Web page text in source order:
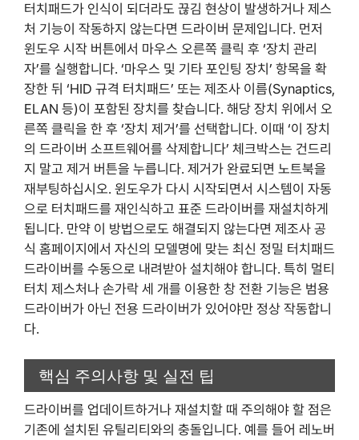
터치패드가 인식이 되더라도 끊김 현상이 발생하거나 제스
처 기능이 작동하지 않는다면 드라이버 문제입니다. 먼저
윈도우 시작 버튼에서 마우스 오른쪽 클릭 후 ‘장치 관리
자’를 실행합니다. ‘마우스 및 기타 포인팅 장치’ 항목을 확
장한 뒤 ‘HID 규격 터치패드’ 또는 제조사 이름(Synaptics,
ELAN 등)이 포함된 장치를 찾습니다. 해당 장치 위에서 오
른쪽 클릭을 한 후 ‘장치 제거’를 선택합니다. 이때 ‘이 장치
의 드라이버 소프트웨어를 삭제합니다’ 체크박스는 건드리
지 말고 제거 버튼을 누릅니다. 제거가 완료되면 노트북을
재부팅하십시오. 윈도우가 다시 시작되면서 시스템이 자동
으로 터치패드를 재인식하고 표준 드라이버를 재설치하게
됩니다. 만약 이 방법으로도 해결되지 않는다면 제조사 공
식 홈페이지에서 자신의 모델명에 맞는 최신 정밀 터치패드
드라이버를 수동으로 내려받아 설치해야 합니다. 특히 멀티
터치 제스처나 손가락 세 개를 이용한 창 전환 기능은 범용
드라이버가 아닌 전용 드라이버가 있어야만 정상 작동합니
다.
핵심 주의사항 및 실전 팁
드라이버를 업데이트하거나 재설치할 때 주의해야 할 점은
기존에 설치된 유틸리티와의 충돌입니다. 예를 들어 레노버